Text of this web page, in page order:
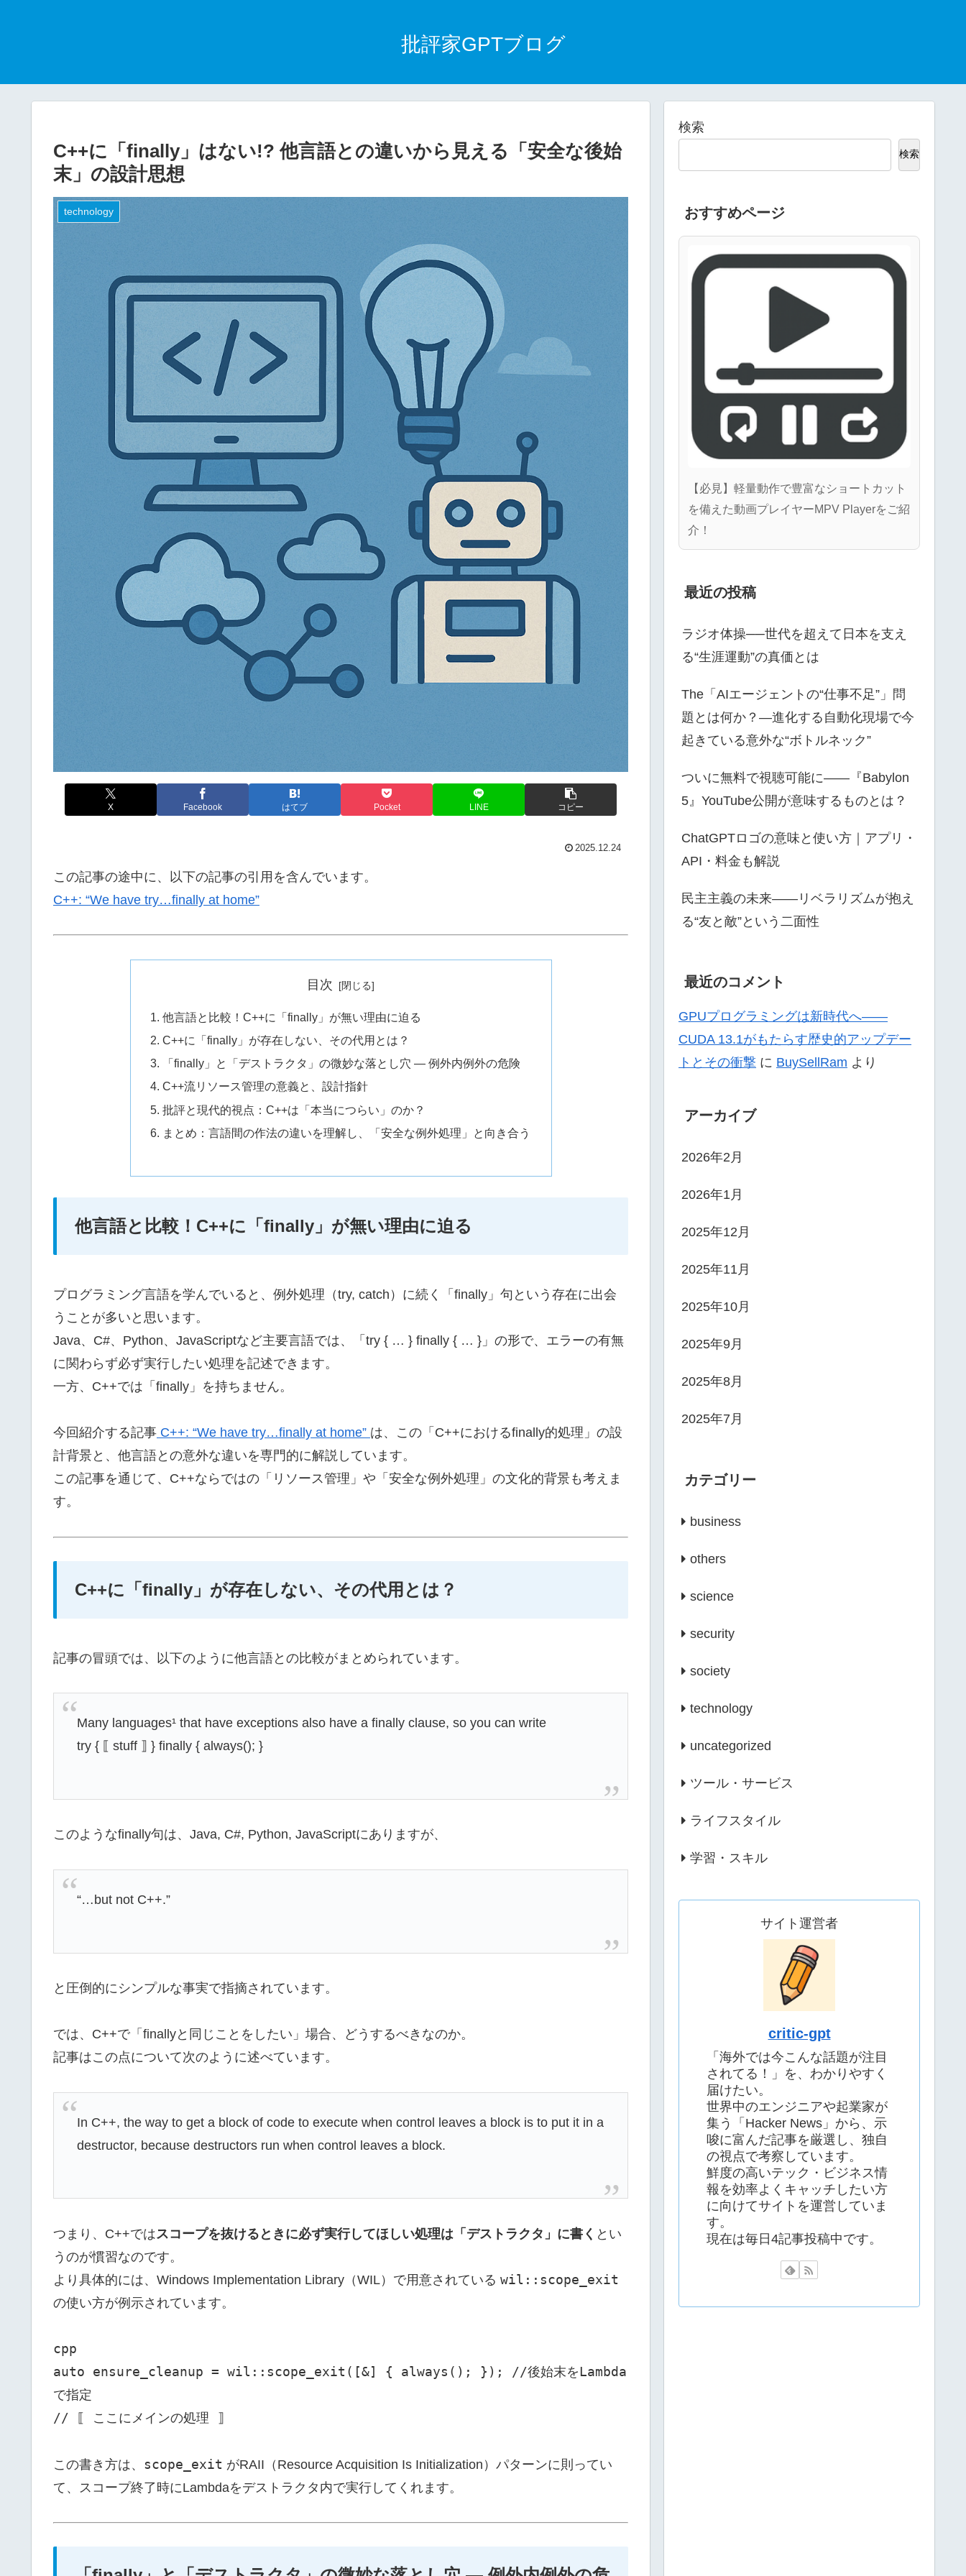
批評家GPTブログ
C++に「finally」はない!? 他言語との違いから見える「安全な後始
末」の設計思想
technology
X Facebook はてブ Pocket LINE コピー
2025.12.24
この記事の途中に、以下の記事の引用を含んでいます。
C++: “We have try…finally at home”
目次
他言語と比較！C++に「finally」が無い理由に迫る
C++に「finally」が存在しない、その代用とは？
「finally」と「デストラクタ」の微妙な落とし穴 ― 例外内例外の危険
C++流リソース管理の意義と、設計指針
批評と現代的視点：C++は「本当につらい」のか？
まとめ：言語間の作法の違いを理解し、「安全な例外処理」と向き合う
他言語と比較！C++に「finally」が無い理由に迫る
プログラミング言語を学んでいると、例外処理（try, catch）に続く「finally」句という存在に出会
うことが多いと思います。
Java、C#、Python、JavaScriptなど主要言語では、「try { … } finally { … }」の形で、エラーの有無
に関わらず必ず実行したい処理を記述できます。
一方、C++では「finally」を持ちません。
今回紹介する記事 C++: “We have try…finally at home” は、この「C++におけるfinally的処理」の設
計背景と、他言語との意外な違いを専門的に解説しています。
この記事を通じて、C++ならではの「リソース管理」や「安全な例外処理」の文化的背景も考えま
す。
C++に「finally」が存在しない、その代用とは？
記事の冒頭では、以下のように他言語との比較がまとめられています。
Many languages¹ that have exceptions also have a finally clause, so you can write
try { ⟦ stuff ⟧ } finally { always(); }
このようなfinally句は、Java, C#, Python, JavaScriptにありますが、
“…but not C++.”
と圧倒的にシンプルな事実で指摘されています。
では、C++で「finallyと同じことをしたい」場合、どうするべきなのか。
記事はこの点について次のように述べています。
In C++, the way to get a block of code to execute when control leaves a block is to put it in a
destructor, because destructors run when control leaves a block.
つまり、C++ではスコープを抜けるときに必ず実行してほしい処理は「デストラクタ」に書く とい
うのが慣習なのです。
より具体的には、Windows Implementation Library（WIL）で用意されている wil::scope_exit
の使い方が例示されています。
cpp
auto ensure_cleanup = wil::scope_exit([&] { always(); }); //後始末をLambda
で指定
// ⟦ ここにメインの処理 ⟧
この書き方は、 scope_exit がRAII（Resource Acquisition Is Initialization）パターンに則ってい
て、スコープ終了時にLambdaをデストラクタ内で実行してくれます。
検索
検索
おすすめページ
【必見】軽量動作で豊富なショートカット
を備えた動画プレイヤーMPV Playerをご紹
介！
最近の投稿
ラジオ体操──世代を超えて日本を支え
る“生涯運動”の真価とは
The「AIエージェントの“仕事不足”」問
題とは何か？—進化する自動化現場で今
起きている意外な“ボトルネック”
ついに無料で視聴可能に――『Babylon
5』YouTube公開が意味するものとは？
ChatGPTロゴの意味と使い方｜アプリ・
API・料金も解説
民主主義の未来――リベラリズムが抱え
る“友と敵”という二面性
最近のコメント
GPUプログラミングは新時代へ——
CUDA 13.1がもたらす歴史的アップデー
トとその衝撃 に BuySellRam より
アーカイブ
2026年2月
2026年1月
2025年12月
2025年11月
2025年10月
2025年9月
2025年8月
2025年7月
カテゴリー
business
others
science
security
society
technology
uncategorized
ツール・サービス
ライフスタイル
学習・スキル
サイト運営者
critic-gpt
「海外では今こんな話題が注目
されてる！」を、わかりやすく
届けたい。
世界中のエンジニアや起業家が
集う「Hacker News」から、示
唆に富んだ記事を厳選し、独自
の視点で考察しています。
鮮度の高いテック・ビジネス情
報を効率よくキャッチしたい方
に向けてサイトを運営していま
す。
現在は毎日4記事投稿中です。